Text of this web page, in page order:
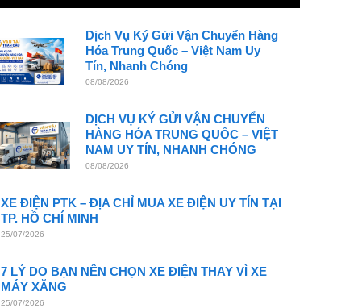
Dịch Vụ Ký Gửi Vận Chuyển Hàng
Hóa Trung Quốc – Việt Nam Uy
Tín, Nhanh Chóng
08/08/2026
DỊCH VỤ KÝ GỬI VẬN CHUYỂN
HÀNG HÓA TRUNG QUỐC – VIỆT
NAM UY TÍN, NHANH CHÓNG
08/08/2026
XE ĐIỆN PTK – ĐỊA CHỈ MUA XE ĐIỆN UY TÍN TẠI
TP. HỒ CHÍ MINH
25/07/2026
7 LÝ DO BẠN NÊN CHỌN XE ĐIỆN THAY VÌ XE
MÁY XĂNG
25/07/2026